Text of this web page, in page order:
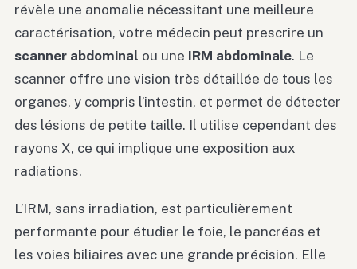
révèle une anomalie nécessitant une meilleure
caractérisation, votre médecin peut prescrire un
scanner abdominal ou une IRM abdominale. Le
scanner offre une vision très détaillée de tous les
organes, y compris l’intestin, et permet de détecter
des lésions de petite taille. Il utilise cependant des
rayons X, ce qui implique une exposition aux
radiations.
L’IRM, sans irradiation, est particulièrement
performante pour étudier le foie, le pancréas et
les voies biliaires avec une grande précision. Elle